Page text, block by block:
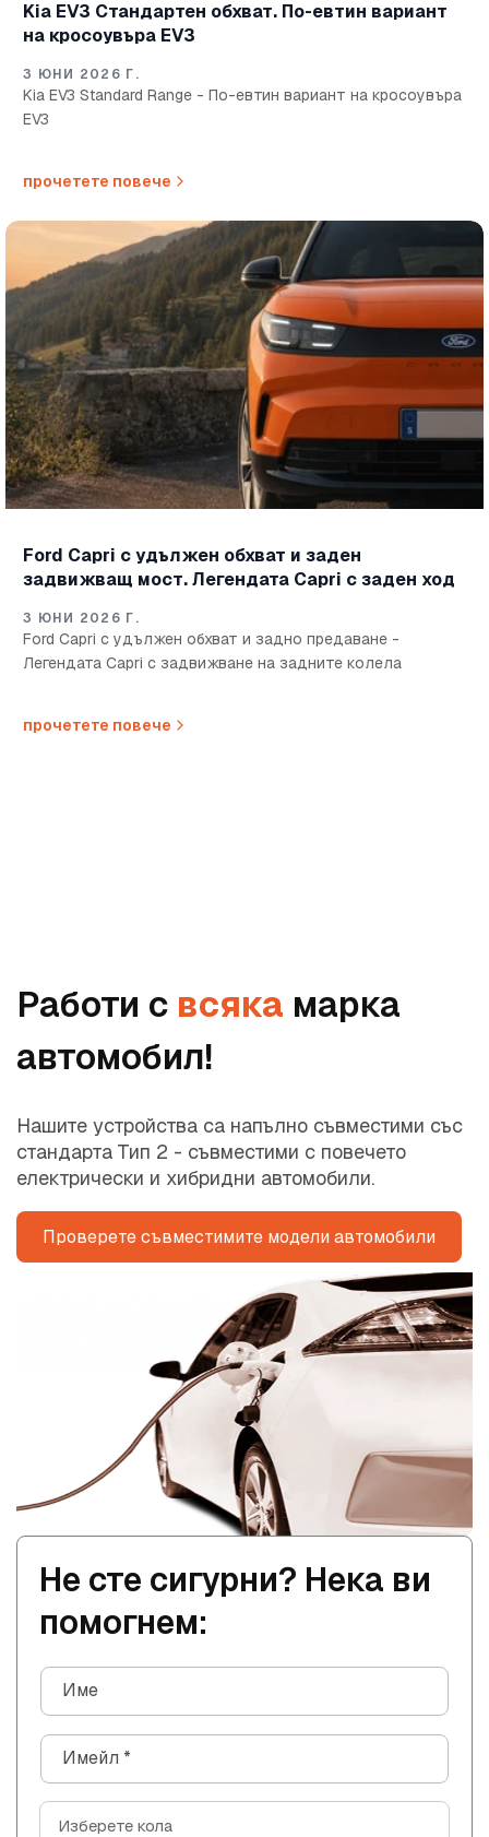
Kia EV3 Стандартен обхват. По-евтин вариант
на кросоувъра EV3
3 ЮНИ 2026 Г.
Kia EV3 Standard Range - По-евтин вариант на кросоувъра
EV3
прочетете повече
Ford Capri с удължен обхват и заден
задвижващ мост. Легендата Capri с заден ход
3 ЮНИ 2026 Г.
Ford Capri с удължен обхват и задно предаване -
Легендата Capri с задвижване на задните колела
прочетете повече
Работи с всяка марка
автомобил!
Нашите устройства са напълно съвместими със
стандарта Тип 2 - съвместими с повечето
електрически и хибридни автомобили.
Проверете съвместимите модели автомобили
Не сте сигурни? Нека ви
помогнем:
Име
Имейл *
Изберете кола